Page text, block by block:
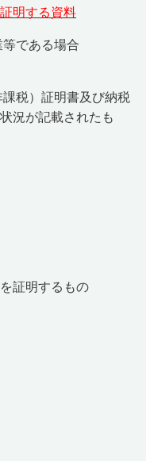
明する資料
である場合
）証明書及び納税
況が記載されたも
証明するもの